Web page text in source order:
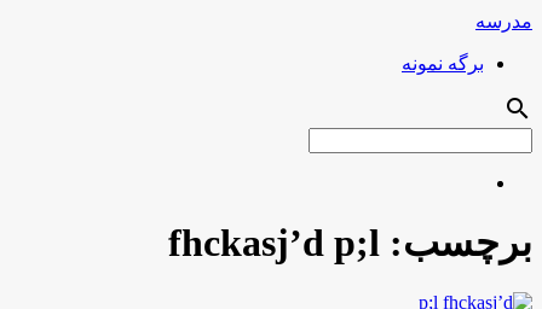
مدرسه
برگه نمونه
search
برچسب: fhckasj’d p;l